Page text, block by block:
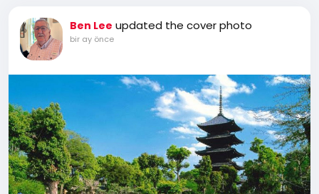
Ben Lee updated the cover photo
bir ay önce